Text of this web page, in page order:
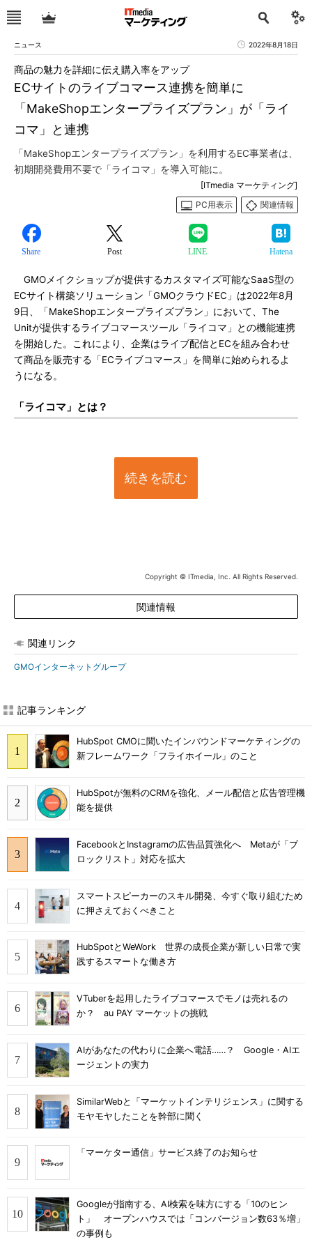
ニュース 2022年8月18日
ECサイトのライブコマース連携を簡単に
「MakeShopエンタープライズプラン」が「ライ
コマ」と連携
商品の魅力を詳細に伝え購入率をアップ
「MakeShopエンタープライズプラン」を利用するEC事業者は、
初期開発費用不要で「ライコマ」を導入可能に。
[ITmedia マーケティング]
PC用表示
関連情報
Share Post LINE Hatena
GMOメイクショップが提供するカスタマイズ可能なSaaS型の
ECサイト構築ソリューション「GMOクラウドEC」は2022年8月
9日、「MakeShopエンタープライズプラン」において、The
Unitが提供するライブコマースツール「ライコマ」との機能連携
を開始した。これにより、企業はライブ配信とECを組み合わせ
て商品を販売する「ECライブコマース」を簡単に始められるよ
うになる。
「ライコマ」とは？
続きを読む
Copyright © ITmedia, Inc. All Rights Reserved.
関連情報
関連リンク
GMOインターネットグループ
記事ランキング
HubSpot CMOに聞いたインバウンドマーケティングの
新フレームワーク「フライホイール」のこと
HubSpotが無料のCRMを強化、メール配信と広告管理機
能を提供
FacebookとInstagramの広告品質強化へ Metaが「ブ
ロックリスト」対応を拡大
スマートスピーカーのスキル開発、今すぐ取り組むため
に押さえておくべきこと
HubSpotとWeWork 世界の成長企業が新しい日常で実
践するスマートな働き方
VTuberを起用したライブコマースでモノは売れるの
か？ au PAY マーケットの挑戦
AIがあなたの代わりに企業へ電話……？ Google・AIエ
ージェントの実力
SimilarWebと「マーケットインテリジェンス」に関する
モヤモヤしたことを幹部に聞く
「マーケター通信」サービス終了のお知らせ
Googleが指南する、AI検索を味方にする「10のヒン
ト」 オープンハウスでは「コンバージョン数63％増」
の事例も